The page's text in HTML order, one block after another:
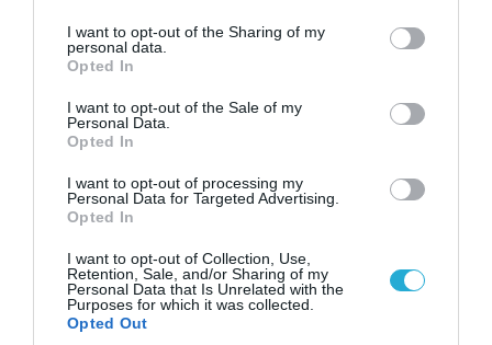
not limited to your visit or usage behaviour. You may click to
grant or deny consent to Google and its third-party tags to
use your data for below specified purposes in below Google
consent section.
I want to opt-out of the Sharing of my
personal data.
Opted In
I want to opt-out of the Sale of my
Personal Data.
Opted In
I want to opt-out of processing my
Personal Data for Targeted Advertising.
Opted In
I want to opt-out of Collection, Use,
Retention, Sale, and/or Sharing of my
Personal Data that Is Unrelated with the
Purposes for which it was collected.
Opted Out
Εδώ θα πρέπει να πούμε κάποια πράγματα
για την Fincantieri και γιατί είναι τόσο
Το Υπουργείο Άμυνας των ΗΠΑ το 2020
ανέθεσε στη Marinette Marine (FMM),
θυγατρική της Fincantieri στις ΗΠΑ, τον
σχεδιασμό και την κατασκευή μιας
φρεγάτας καθοδηγούμενων πυραύλων
στο πλαίσιο του προγράμματος FFG (X)
του Αμερικανικού Πολεμικού Ναυτικού. Η